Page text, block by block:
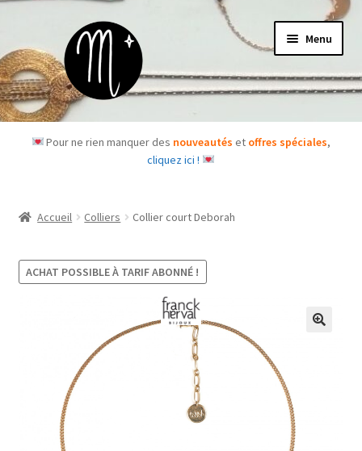
à
la
navigation
au
contenu
Menu
Accueil
J’échange !
Mon compte
Pour ne rien manquer des nouveautéset offres spéciales,
cliquez ici !
Accueil Colliers Collier court Deborah
ACHAT POSSIBLE À TARIF ABONNÉ !